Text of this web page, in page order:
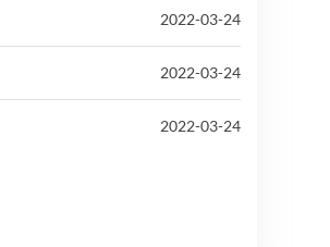
2022-03-24
2022-03-24
2022-03-24